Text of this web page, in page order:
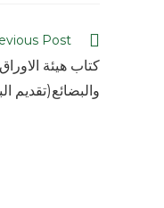
Post
كتاب هيئة
والبضائع(تقديم